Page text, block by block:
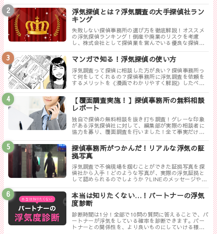
つけることができます。
浮気探偵とは？浮気調査の大手探偵社ラン
キング
失敗しない探偵事務所の選び方を徹底解説！オススメ
の浮気探偵ランキング！倒産や廃業のリスクを考慮
し、株式会社として探偵業を営んでいる優良な探偵事
らに高い調査力が評判の探偵事務所を厳選しました。
マンガで知る！浮気探偵の使い方
浮気調査って探偵に相談した方が良い？探偵事務所っ
て何をしてくれるの？探偵事務所に浮気調査を依頼を
するメリットを《漫画でわかりやすく解説》したペー
【覆面調査実施！】探偵事務所の無料相談
レポート
独自で探偵の無料相談を抜き打ち調査！グレーな印象
がある浮気探偵社に対して、編集部が実際の相談者に
協力を募り、覆面調査を行いました！全て事実だけ書
探偵事務所がつかんだ！リアルな浮気の証
拠写真
浮気調査で不倫現場を掴むことができた証拠写真を探
偵社から入手！どのような写真が、実際の浮気証拠と
して認められるのでしょうか？LINEのメッセージやり
写真について解説します。
本当は知りたくない…！パートナーの浮気
度診断
診断時間は1分！全部で10問の質問に答えることで、パ
ートナーが浮気をしている確率を診断できます。パー
トナーとの関係性を、より良いものにしていける様に